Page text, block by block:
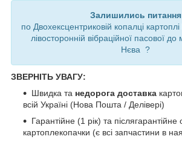
Залишились питання
по Двохексцентриковій копалці
лівосторонній вібраційної пасової
Нєва ?
ЗВЕРНІТЬ УВАГУ:
Швидка та недорога доставка
всій Україні (Нова Пошта / Делівері)
Гарантійне (1 рік) та
картоплекопачки (є всі запчастини в